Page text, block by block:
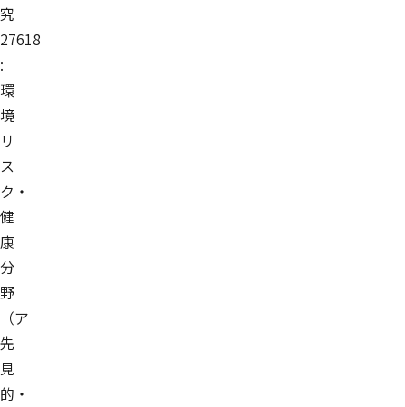
究
27618
:
環
境
リ
ス
ク・
健
康
分
野
（ア
先
見
的・